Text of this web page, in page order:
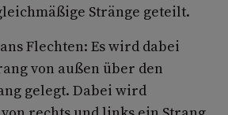
Stränge geteilt.
Flechten: Es wird dabei
von außen über den
gelegt. Dabei wird